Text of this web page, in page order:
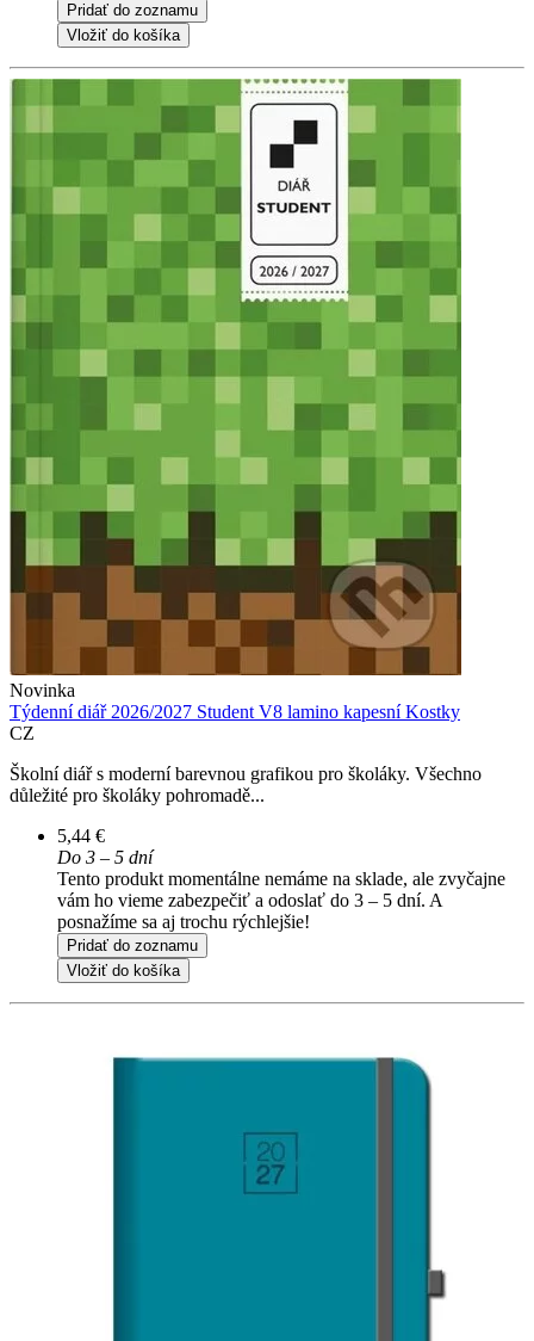
Pridať do zoznamu
Vložiť do košíka
Novinka
Týdenní diář 2026/2027 Student V8 lamino kapesní Kostky
CZ
Školní diář s moderní barevnou grafikou pro školáky. Všechno
důležité pro školáky pohromadě...
5,44 €
Do 3 – 5 dní
Tento produkt momentálne nemáme na sklade, ale zvyčajne
vám ho vieme zabezpečiť a odoslať do 3 – 5 dní. A
posnažíme sa aj trochu rýchlejšie!
Pridať do zoznamu
Vložiť do košíka